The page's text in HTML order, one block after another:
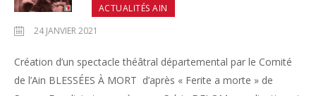
ACTUALITÉS AIN
24 JANVIER 2021
Création d’un spectacle théâtral départemental par le Comité
de l’Ain BLESSÉES À MORT d’après « Ferite a morte » de